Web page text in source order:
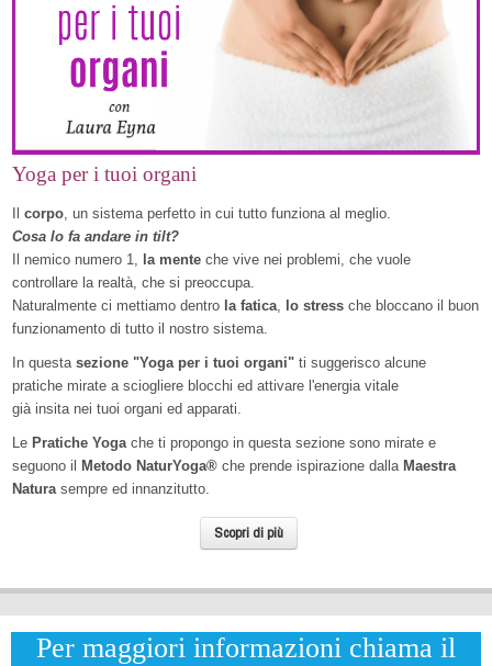
Yoga per i tuoi organi
corpo, un sistema perfetto in cui tutto funziona al meglio.
Cosa lo fa andare in tilt?
Il nemico numero 1, la mente che vive nei problemi, che vuole
controllare la realtà, che si preoccupa.
Naturalmente ci mettiamo dentro la fatica, lo stress che bloccano il buon
funzionamento di tutto il nostro sistema.
In questa sezione "Yoga per i tuoi organi" ti suggerisco alcune
pratiche mirate a sciogliere blocchi ed attivare l'energia vitale
già insita nei tuoi organi ed apparati.
Le Pratiche Yogache ti propongo in questa sezione sono mirate e
seguono il
Metodo NaturYoga® che prende ispirazione dalla Maestra
Naturasempre ed innanzitutto.
Scopri di più
Per maggiori informazioni chiama il